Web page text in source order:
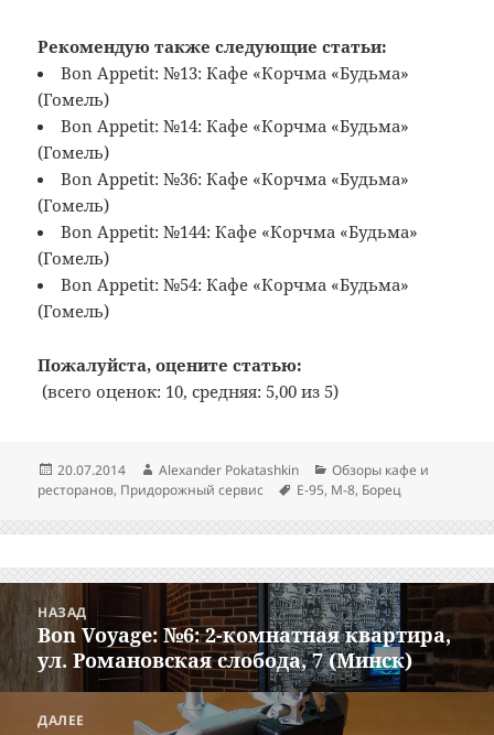
Рекомендую также следующие статьи:
Bon Appetit: №13: Кафе «Корчма «Будьма»
(Гомель)
Bon Appetit: №14: Кафе «Корчма «Будьма»
(Гомель)
Bon Appetit: №36: Кафе «Корчма «Будьма»
(Гомель)
Bon Appetit: №144: Кафе «Корчма «Будьма»
(Гомель)
Bon Appetit: №54: Кафе «Корчма «Будьма»
(Гомель)
Пожалуйста, оцените статью:
(всего оценок: 10, средняя: 5,00 из 5)
Опубликовано
20.07.2014 Автор
Alexander Pokatashkin Рубрики
Обзоры кафе и
ресторанов, Придорожный сервис Метки
E-95, M-8, Борец
Навигация
по
записям
НАЗАД
Предыдущая
запись:
Bon Voyage: №6: 2-комнатная квартира,
ул. Романовская слобода, 7 (Минск)
ДАЛЕЕ